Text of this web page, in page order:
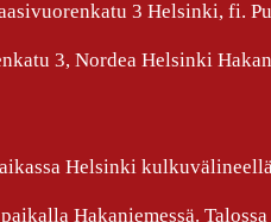
3 Helsinki, fi.
3, Nordea Helsinki
Helsinki
Hakaniemessä.